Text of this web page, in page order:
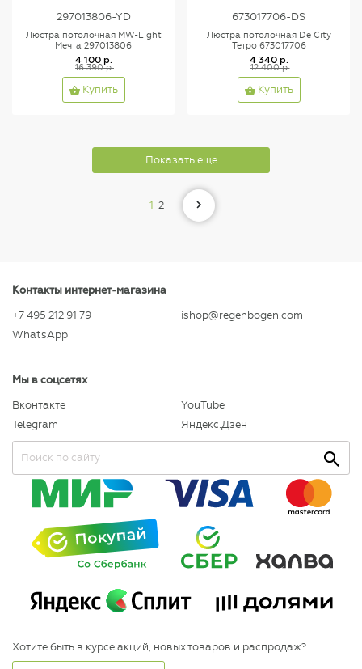
297013806-YD
Люстра потолочная MW-Light
Мечта 297013806
4 100 р.
16 390 р.
Купить
673017706-DS
Люстра потолочная De City
Тетро 673017706
4 340 р.
12 400 р.
Купить
Показать еще
1 2
Контакты интернет-магазина
+7 495 212 91 79
WhatsApp
ishop@regenbogen.com
Мы в соцсетях
Вконтакте
Telegram
YouTube
Яндекс.Дзен
Хотите быть в курсе акций, новых товаров и распродаж?